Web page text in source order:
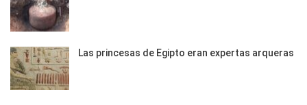
Las princesas de Egipto eran expertas arqueras